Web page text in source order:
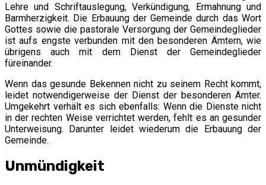
Lehre und Schriftauslegung, Verkündigung, Ermahnung und
Barmherzigkeit. Die Erbauung der Gemeinde durch das Wort
Gottes sowie die pastorale Versorgung der Gemeindeglieder
ist aufs engste verbunden mit den besonderen Ämtern, wie
übrigens auch mit dem Dienst der Gemeindeglieder
füreinander.
Wenn das gesunde Bekennen nicht zu seinem Recht kommt,
leidet notwendigerweise der Dienst der besonderen Ämter.
Umgekehrt verhält es sich ebenfalls: Wenn die Dienste nicht
in der rechten Weise verrichtet werden, fehlt es an gesunder
Unterweisung. Darunter leidet wiederum die Erbauung der
Gemeinde.
Unmündigkeit